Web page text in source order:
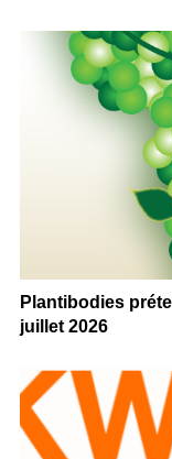
Plantibodies
juillet 2026